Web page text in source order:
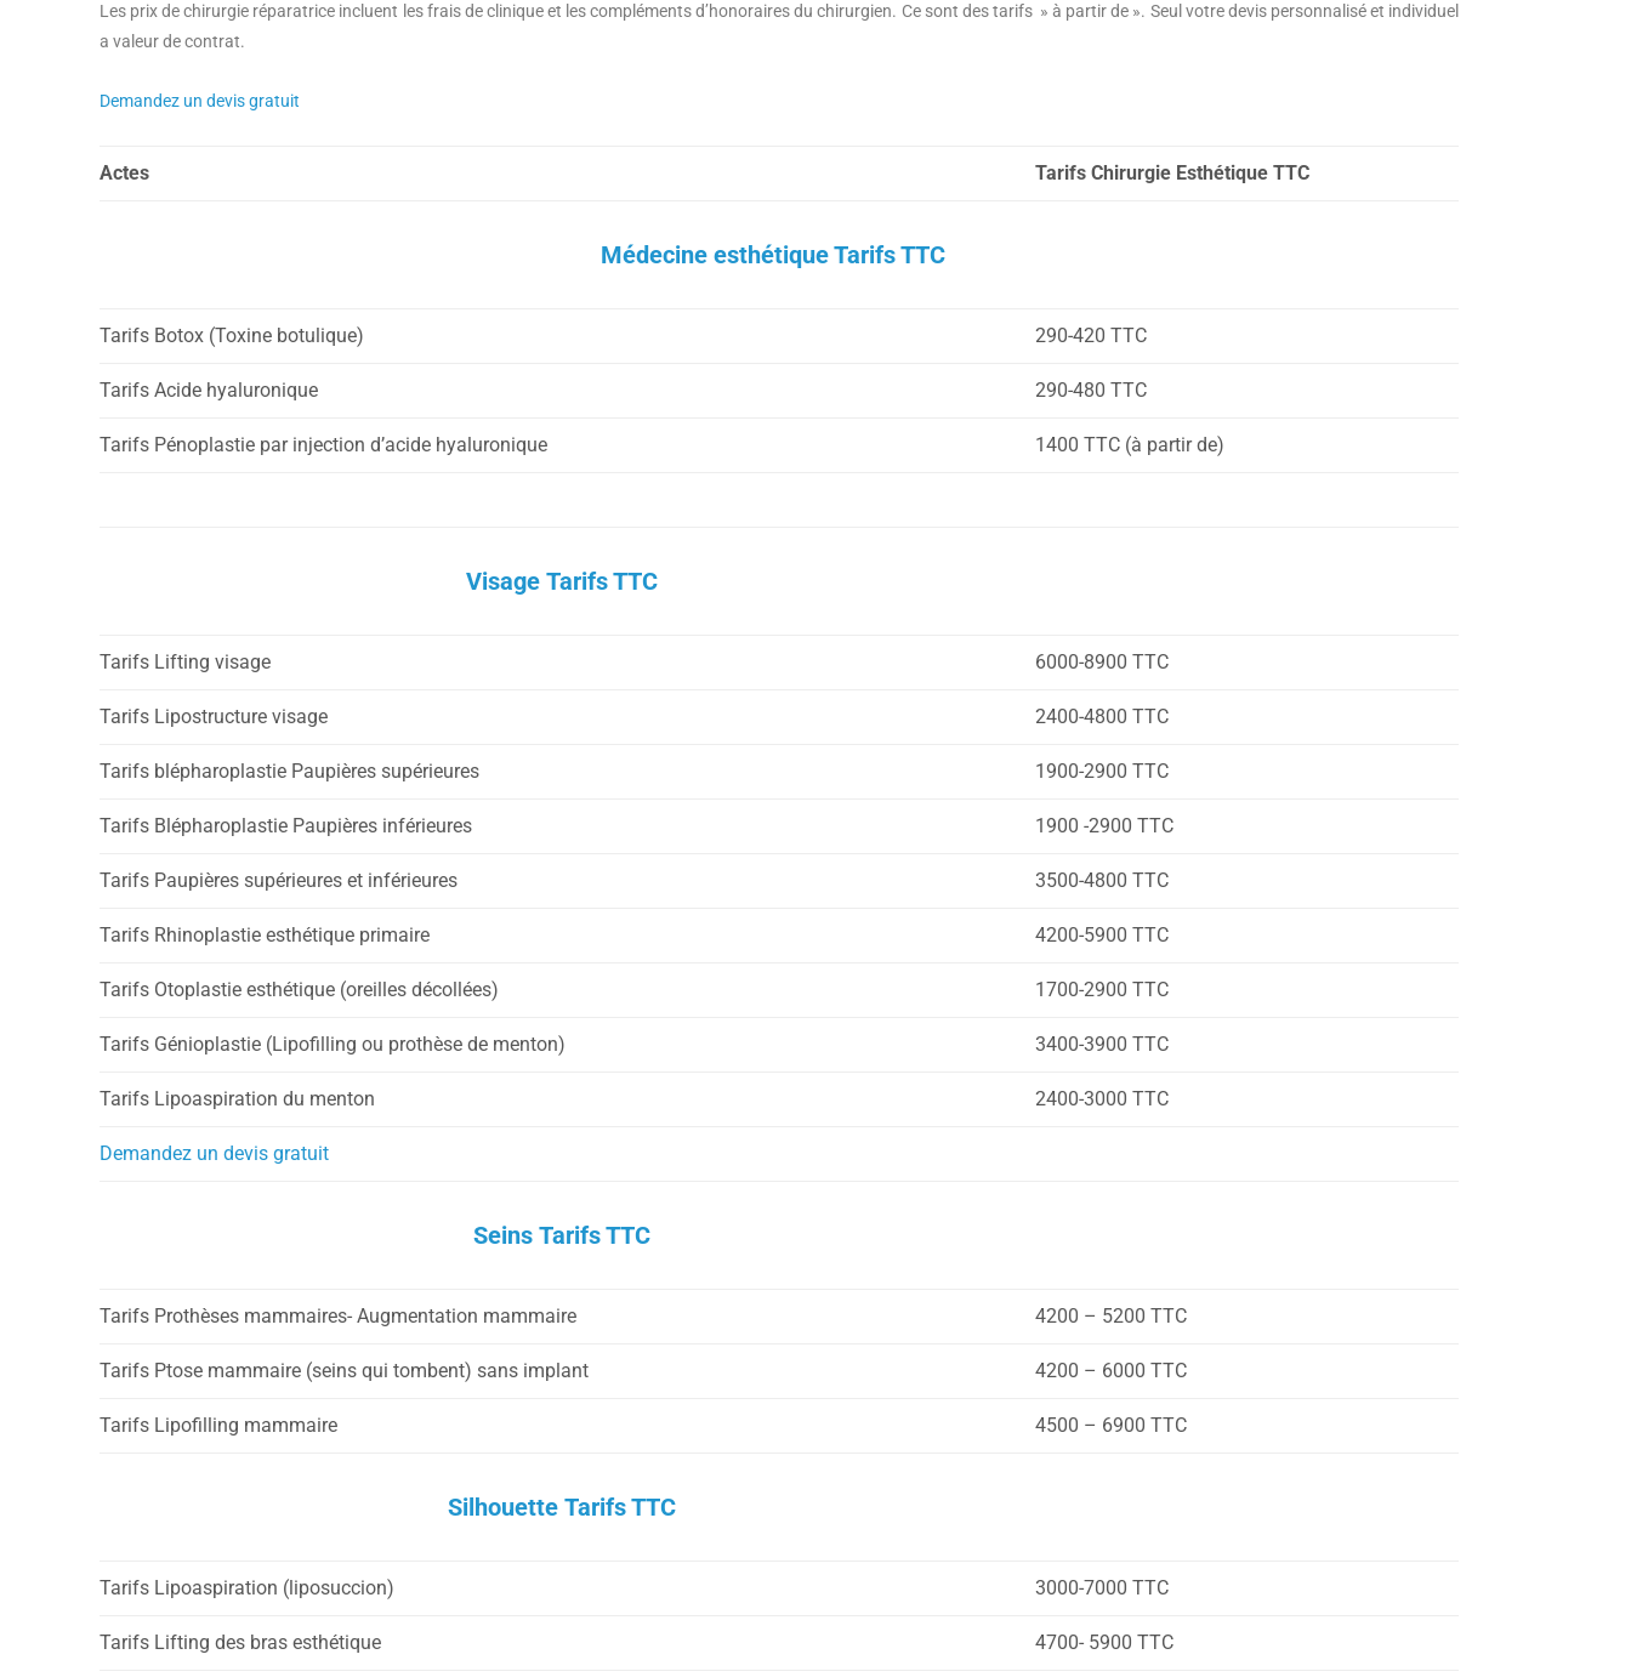
Les prix de chirurgie réparatrice incluent les frais de clinique et les compléments d’honoraires du chirurgien. Ce sont des tarifs » à partir de ». Seul votre devis personnalisé et individuel
a valeur de contrat.
Demandez un devis gratuit
Actes Tarifs Chirurgie Esthétique TTC
Médecine esthétique Tarifs TTC
Tarifs Botox (Toxine botulique) 290-420 TTC
Tarifs Acide hyaluronique 290-480 TTC
Tarifs Pénoplastie par injection d’acide hyaluronique 1400 TTC (à partir de)
Visage Tarifs TTC
Tarifs Lifting visage 6000-8900 TTC
Tarifs Lipostructure visage 2400-4800 TTC
Tarifs blépharoplastie Paupières supérieures 1900-2900 TTC
Tarifs Blépharoplastie Paupières inférieures 1900 -2900 TTC
Tarifs Paupières supérieures et inférieures 3500-4800 TTC
Tarifs Rhinoplastie esthétique primaire 4200-5900 TTC
Tarifs Otoplastie esthétique (oreilles décollées) 1700-2900 TTC
Tarifs Génioplastie (Lipofilling ou prothèse de menton) 3400-3900 TTC
Tarifs Lipoaspiration du menton 2400-3000 TTC
Demandez un devis gratuit
Seins Tarifs TTC
Tarifs Prothèses mammaires- Augmentation mammaire 4200 – 5200 TTC
Tarifs Ptose mammaire (seins qui tombent) sans implant 4200 – 6000 TTC
Tarifs Lipofilling mammaire 4500 – 6900 TTC
Silhouette Tarifs TTC
Tarifs Lipoaspiration (liposuccion) 3000-7000 TTC
Tarifs Lifting des bras esthétique 4700- 5900 TTC